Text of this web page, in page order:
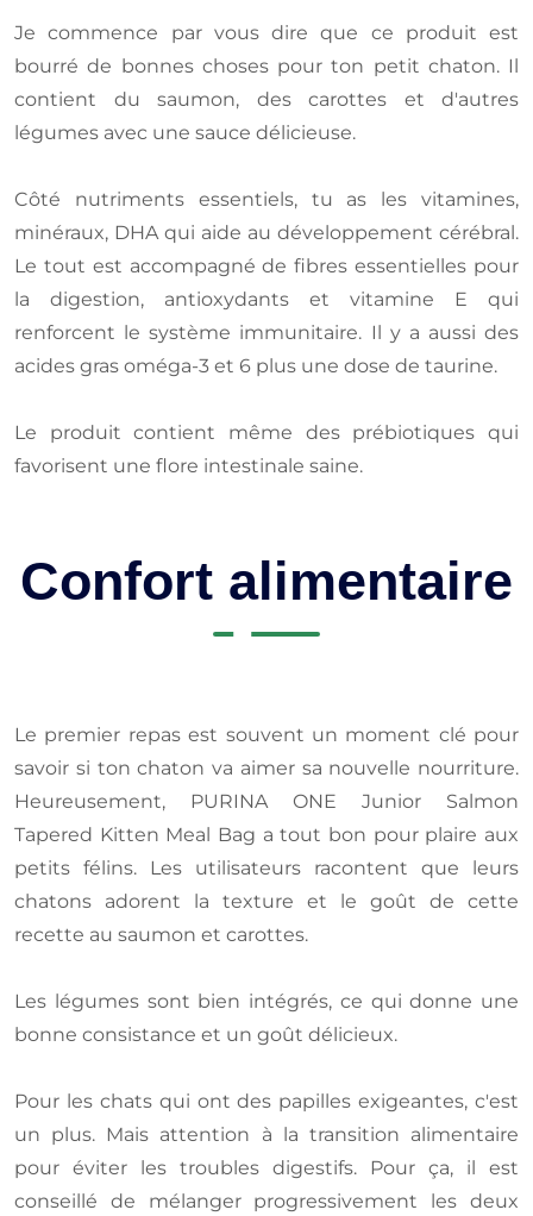
Je commence par vous dire que ce produit est
bourré de bonnes choses pour ton petit chaton. Il
contient du saumon, des carottes et d'autres
légumes avec une sauce délicieuse.
Côté nutriments essentiels, tu as les vitamines,
minéraux, DHA qui aide au développement cérébral.
Le tout est accompagné de fibres essentielles pour
la digestion, antioxydants et vitamine E qui
renforcent le système immunitaire. Il y a aussi des
acides gras oméga-3 et 6 plus une dose de taurine.
Le produit contient même des prébiotiques qui
favorisent une flore intestinale saine.
Confort alimentaire
Le premier repas est souvent un moment clé pour
savoir si ton chaton va aimer sa nouvelle nourriture.
Heureusement, PURINA ONE Junior Salmon
Tapered Kitten Meal Bag a tout bon pour plaire aux
petits félins. Les utilisateurs racontent que leurs
chatons adorent la texture et le goût de cette
recette au saumon et carottes.
Les légumes sont bien intégrés, ce qui donne une
bonne consistance et un goût délicieux.
Pour les chats qui ont des papilles exigeantes, c'est
un plus. Mais attention à la transition alimentaire
pour éviter les troubles digestifs. Pour ça, il est
conseillé de mélanger progressivement les deux